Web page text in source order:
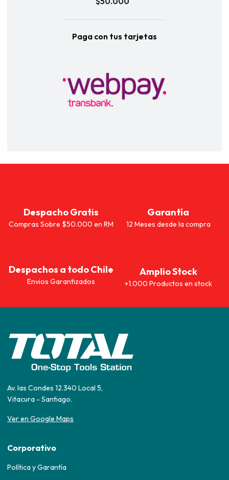
Paga con tus tarjetas
Despacho Gratis
Compras Sobre $50.000 en RM
Garantía
12 Meses desde la compra
Despachos a todo Chile
Envios Garantizados
Amplio Stock
+1.000 Productos en stock
Av. las Condes 12.340 Local 5,
Vitacura - Santiago.
Ver en Google Maps
Corporativo
Política y Garantía